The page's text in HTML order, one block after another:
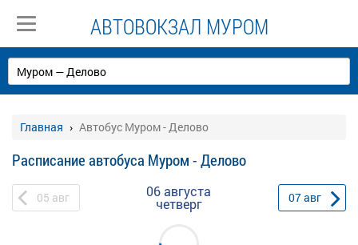
АВТОВОКЗАЛ МУРОМ
Главная Автобус Муром - Делово
Расписание автобуса Муром - Делово
05 авг 06 августа
четверг 07авг